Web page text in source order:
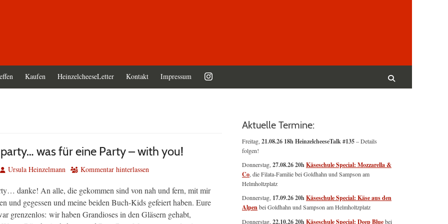
Kaufen HeinzelcheeseLetter Kontakt Impressum
party… was für eine Party – with you!
AutorUrsula Heinzelmann Kommentar hinterlassen
danke! An alle, die gekommen sind von nah und fern, mit mir
und gegessen und meine beiden Buch-Kids gefeiert haben. Eure
grenzenlos: wir haben Grandioses in den Gläsern gehabt,
Aktuelle Termine:
Freitag, 21.08.26 18h HeinzelcheeseTalk #135– Details
folgen!
Donnerstag, 27.08.26 20hKäseschule Special: Mozzarella &
Co , die Filata-Familie bei Goldhahn und Sampson am
Helmholtzplatz
Donnerstag, 17.09.26 20hKäseschule Special: Käse aus den
Alpenbei Goldhahn und Sampson am Helmholtzplatz
Donnerstag, 22.10.26 20hKäseschule Special: Deep Bluebei